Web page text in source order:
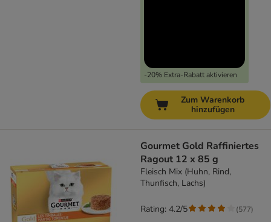
-20% Extra-Rabatt aktivieren
Zum Warenkorb
hinzufügen
Gourmet Gold Raffiniertes
Ragout 12 x 85 g
Fleisch Mix (Huhn, Rind,
Thunfisch, Lachs)
Rating: 4.2/5 (577)